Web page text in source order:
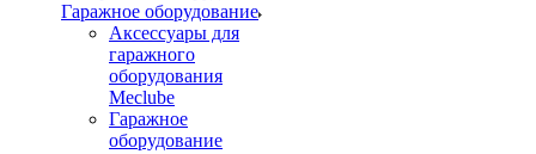
Гаражное оборудование
Аксессуары для
гаражного
оборудования
Meclube
Гаражное
оборудование